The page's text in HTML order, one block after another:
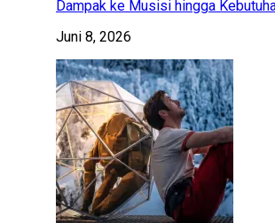
Dampak ke Musisi hingga
Juni 8, 2026